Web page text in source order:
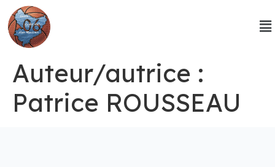
Auteur/autrice :
Patrice ROUSSEAU